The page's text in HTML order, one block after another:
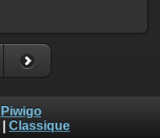
Piwigo
Classique